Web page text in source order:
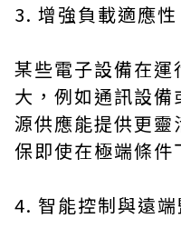
3. 增強負載適應性
某些電子設備在
大，例如通訊設
源供應能提供更靈
保即使在極端條件
4. 智能控制與遠端